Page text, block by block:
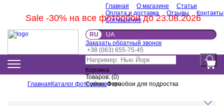
Sale -30% на все фотообои до 23.08.2026
Главная О магазине
Статьи
Оплата и доставка
Отзывы
Контакты
Соглашение
RU
UA
Заказать обратный звонок
+38 (063) 655-75-45
Корзина
Товаров: (0)
Сумма: 0грн
Главная Каталог фотообоевФотообои для подростка